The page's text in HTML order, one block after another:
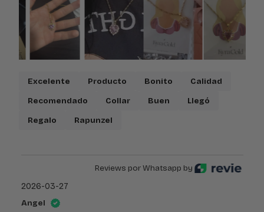
Excelente Producto Bonito
Calidad
Recomendado
Collar Buen
Llegó
Regalo
Rapunzel
Reviews por Whatsapp by
2026-03-27
Angel